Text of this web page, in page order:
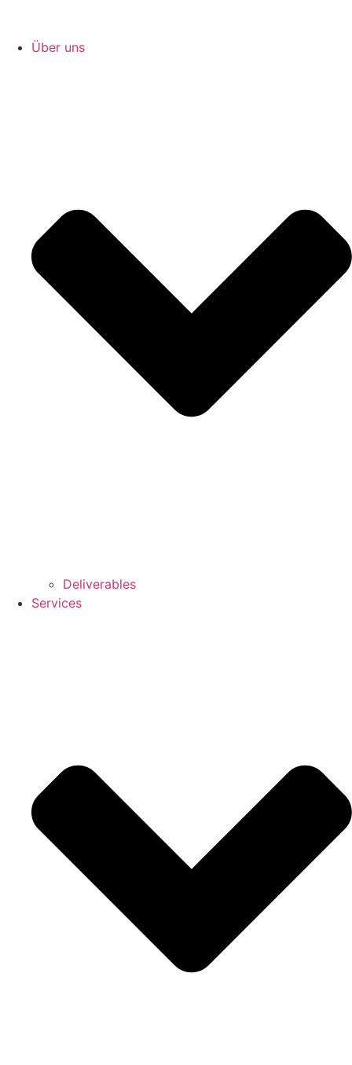
Über uns
Deliverables
Services